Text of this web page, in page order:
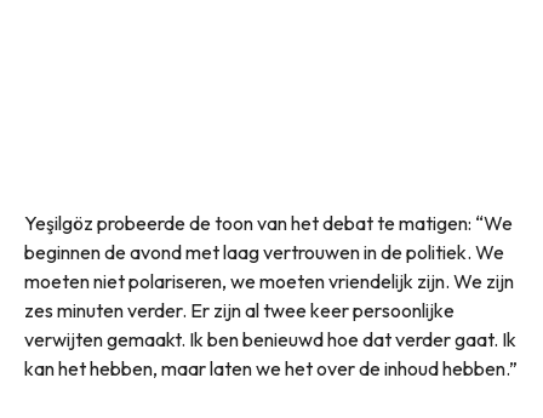
Yeşilgöz probeerde de toon van het debat te matigen: “We
beginnen de avond met laag vertrouwen in de politiek. We
moeten niet polariseren, we moeten vriendelijk zijn. We zijn
zes minuten verder. Er zijn al twee keer persoonlijke
verwijten gemaakt. Ik ben benieuwd hoe dat verder gaat. Ik
kan het hebben, maar laten we het over de inhoud hebben.”